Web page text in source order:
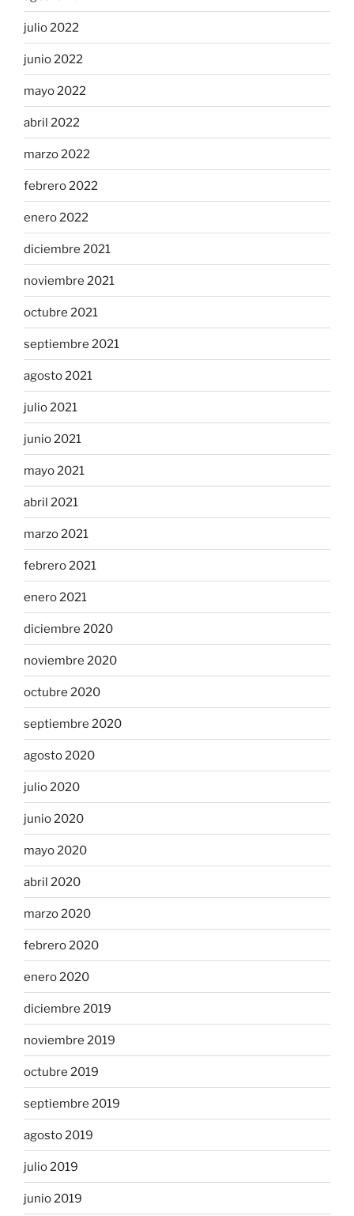
julio 2022
junio 2022
mayo 2022
abril 2022
marzo 2022
febrero 2022
enero 2022
diciembre 2021
noviembre 2021
octubre 2021
septiembre 2021
agosto 2021
julio 2021
junio 2021
mayo 2021
abril 2021
marzo 2021
febrero 2021
enero 2021
diciembre 2020
noviembre 2020
octubre 2020
septiembre 2020
agosto 2020
julio 2020
junio 2020
mayo 2020
abril 2020
marzo 2020
febrero 2020
enero 2020
diciembre 2019
noviembre 2019
octubre 2019
septiembre 2019
agosto 2019
julio 2019
junio 2019